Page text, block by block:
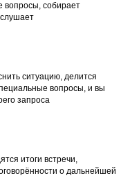
вопросы, собирает
ситуацию, делится
вопросы, и вы
запроса
итоги встречи,
о дальнейшей